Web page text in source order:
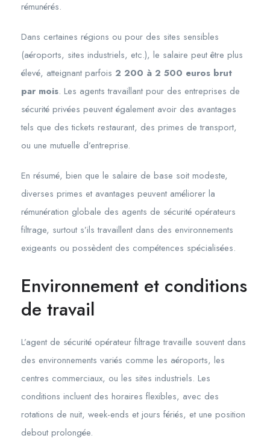
rémunérés.
Dans certaines régions ou pour des sites sensibles
(aéroports, sites industriels, etc.), le salaire peut être plus
élevé, atteignant parfois 2 200 à 2 500 euros brut
par mois. Les agents travaillant pour des entreprises de
sécurité privées peuvent également avoir des avantages
tels que des tickets restaurant, des primes de transport,
ou une mutuelle d’entreprise.
En résumé, bien que le salaire de base soit modeste,
diverses primes et avantages peuvent améliorer la
rémunération globale des agents de sécurité opérateurs
filtrage, surtout s’ils travaillent dans des environnements
exigeants ou possèdent des compétences spécialisées.
Environnement et conditions
de travail
L’agent de sécurité opérateur filtrage travaille souvent dans
des environnements variés comme les aéroports, les
centres commerciaux, ou les sites industriels. Les
conditions incluent des horaires flexibles, avec des
rotations de nuit, week-ends et jours fériés, et une position
debout prolongée.